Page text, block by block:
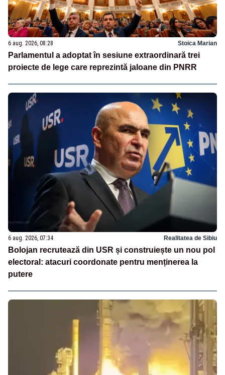
6 aug. 2026, 08:28 Stoica Marian
Parlamentul a adoptat în sesiune extraordinară trei
proiecte de lege care reprezintă jaloane din PNRR
6 aug. 2026, 07:34 Realitatea de Sibiu
Bolojan recrutează din USR și construiește un nou pol
electoral: atacuri coordonate pentru menținerea la
putere